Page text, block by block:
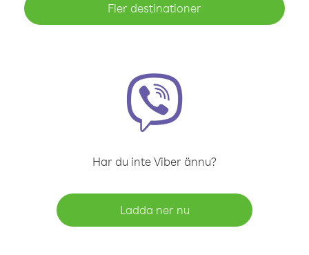
Fler destinationer
Har du inte Viber ännu?
Ladda ner nu